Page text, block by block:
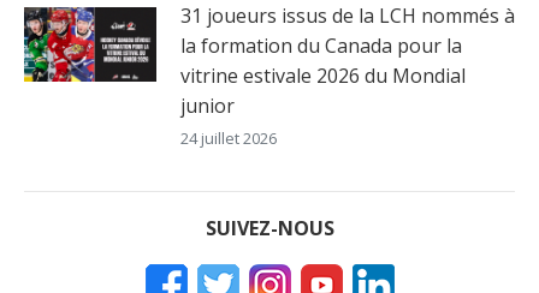
31 joueurs issus de la LCH nommés à
la formation du Canada pour la
vitrine estivale 2026 du Mondial
junior
24 juillet 2026
SUIVEZ-NOUS